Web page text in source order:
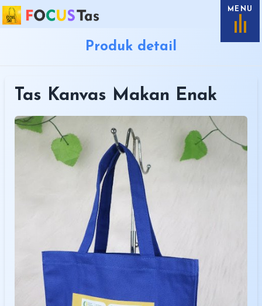
MENU
Produk detail
Tas Kanvas Makan Enak